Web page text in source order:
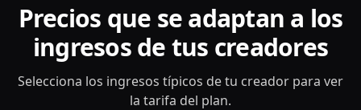
Precios que se adaptan a los
ingresos de tus creadores
Selecciona los ingresos típicos de tu creador para ver
la tarifa del plan.